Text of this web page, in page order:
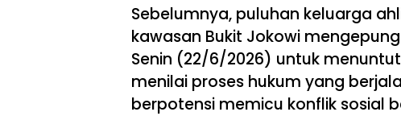
Sebelumnya, puluhan keluarga
kawasan Bukit Jokowi
Senin (22/6/2026) untuk
menilai proses hukum yang
berpotensi memicu konflik sosial